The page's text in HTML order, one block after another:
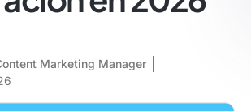
Marketing Manager